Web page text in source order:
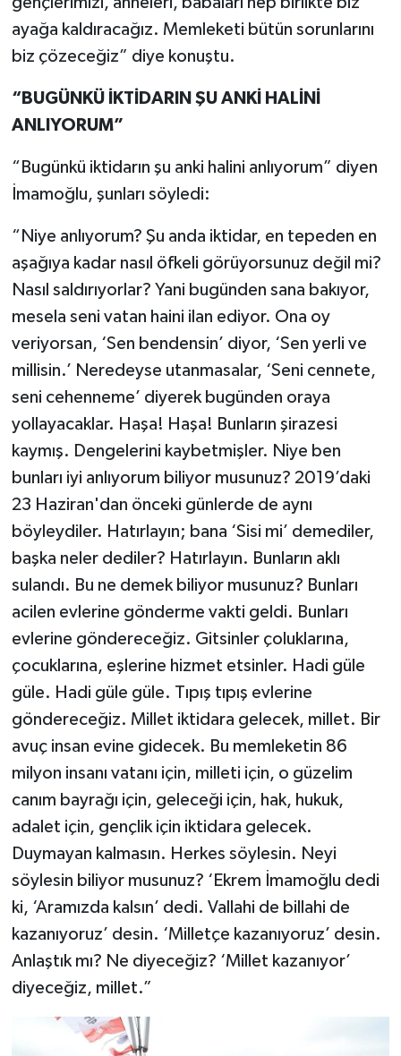
ayağa kaldıracağız. Memleketi bütün sorunlarını
biz çözeceğiz” diye konuştu.
“BUGÜNKÜ İKTİDARIN ŞU ANKİ HALİNİ
ANLIYORUM”
“Bugünkü iktidarın şu anki halini anlıyorum” diyen
İmamoğlu, şunları söyledi:
“Niye anlıyorum? Şu anda iktidar, en tepeden en
aşağıya kadar nasıl öfkeli görüyorsunuz değil mi?
Nasıl saldırıyorlar? Yani bugünden sana bakıyor,
mesela seni vatan haini ilan ediyor. Ona oy
veriyorsan, ‘Sen bendensin’ diyor, ‘Sen yerli ve
millisin.’ Neredeyse utanmasalar, ‘Seni cennete,
seni cehenneme’ diyerek bugünden oraya
yollayacaklar. Haşa! Haşa! Bunların şirazesi
kaymış. Dengelerini kaybetmişler. Niye ben
bunları iyi anlıyorum biliyor musunuz? 2019’daki
23 Haziran'dan önceki günlerde de aynı
böyleydiler. Hatırlayın; bana ‘Sisi mi’ demediler,
başka neler dediler? Hatırlayın. Bunların aklı
sulandı. Bu ne demek biliyor musunuz? Bunları
acilen evlerine gönderme vakti geldi. Bunları
evlerine göndereceğiz. Gitsinler çoluklarına,
çocuklarına, eşlerine hizmet etsinler. Hadi güle
güle. Hadi güle güle. Tıpış tıpış evlerine
göndereceğiz. Millet iktidara gelecek, millet. Bir
avuç insan evine gidecek. Bu memleketin 86
milyon insanı vatanı için, milleti için, o güzelim
canım bayrağı için, geleceği için, hak, hukuk,
adalet için, gençlik için iktidara gelecek.
Duymayan kalmasın. Herkes söylesin. Neyi
söylesin biliyor musunuz? ‘Ekrem İmamoğlu dedi
ki, ‘Aramızda kalsın’ dedi. Vallahi de billahi de
kazanıyoruz’ desin. ‘Milletçe kazanıyoruz’ desin.
Anlaştık mı? Ne diyeceğiz? ‘Millet kazanıyor’
diyeceğiz, millet.”